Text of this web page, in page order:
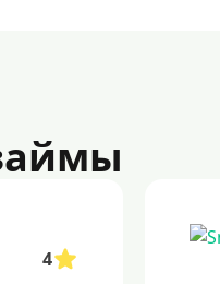
4